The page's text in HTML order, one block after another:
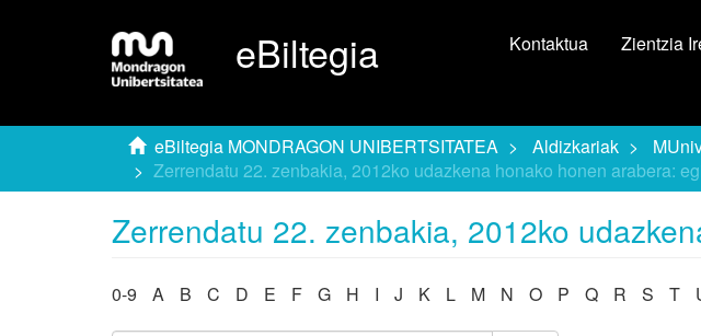
eBiltegia Kontaktua Zientzia
eBiltegia MONDRAGON UNIBERTSITATEA Aldizkariak
Zerrendatu 22. zenbakia, 2012ko udazkena honako honen arabera:
Zerrendatu 22. zenbakia, 2012ko
0-9 A B C D E F G H I J K L M N O P Q R S T